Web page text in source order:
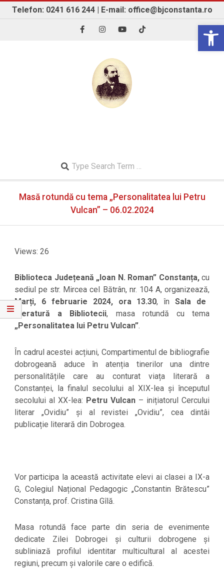
SkipTelefon: 0241 616 244 | E-mail: office@bjconstanta.ro
Search
NavigationMasă rotundă cu tema „Personalitatea lui Petru
Vulcan” – 06.02.2024
Views: 26
Biblioteca Județeană „Ioan N. Roman” Constanța,cu
sediul pe str. Mircea cel Bătrân, nr. 104 A, organizează,
Marți, 6 februarie 2024, ora 13.30, în Sala de
literatură a Bibliotecii, masa rotundă cu tema
„Personalitatea lui Petru Vulcan”.
În cadrul acestei acțiuni, Compartimentul de bibliografie
dobrogeană aduce în atenția tinerilor una dintre
personalitățile care au conturat viața literară a
Constanței, la finalul secolului al XIX-lea și începutul
secolului al XX-lea: Petru Vulcan – inițiatorul Cercului
literar „Ovidiu” și al revistei „Ovidiu”, cea dintâi
publicație literară din Dobrogea.
Vor participa la această activitate elevi ai clasei a IX-a
G, Colegiul Național Pedagogic „Constantin Brătescu”
Constanța, prof. Cristina Gîlă.
Masa rotundă face parte din seria de evenimente
dedicate Zilei Dobrogei și culturii dobrogene și
subliniază profilul identitar multicultural al acestei
regiuni, precum și valorile care o edifică.